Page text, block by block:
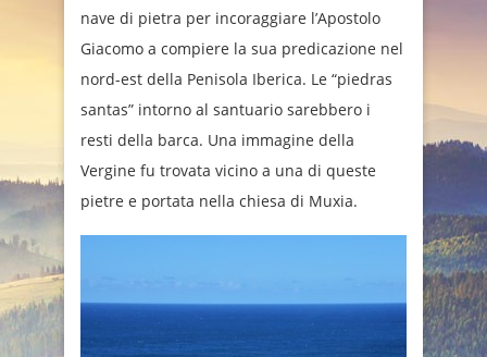
nave di pietra per incoraggiare l’Apostolo
Giacomo a compiere la sua predicazione nel
nord-est della Penisola Iberica. Le “piedras
santas” intorno al santuario sarebbero i
resti della barca. Una immagine della
Vergine fu trovata vicino a una di queste
pietre e portata nella chiesa di Muxia.